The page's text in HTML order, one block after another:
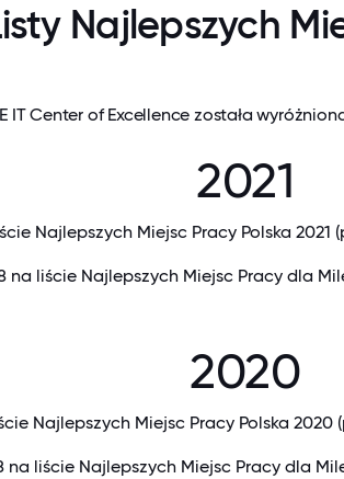
Najlepszych
IT Center of Excellence została
2021
Najlepszych Miejsc Pracy Polska
na liście Najlepszych Miejsc Pracy dla
2020
Najlepszych Miejsc Pracy Polska
na liście Najlepszych Miejsc Pracy dla